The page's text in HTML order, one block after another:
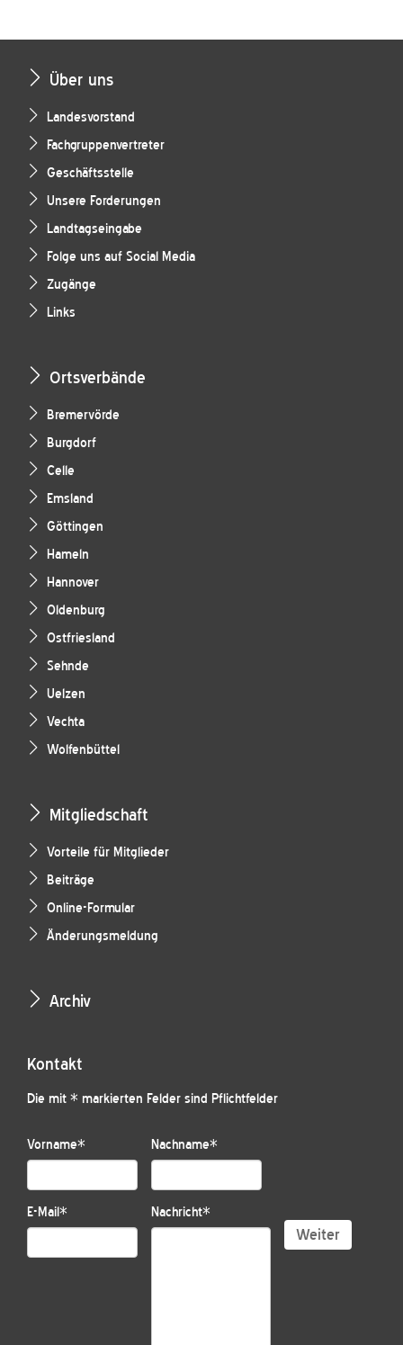
Über uns
Landesvorstand
Fachgruppenvertreter
Geschäftsstelle
Unsere Forderungen
Landtagseingabe
Folge uns auf Social Media
Zugänge
Links
Ortsverbände
Bremervörde
Burgdorf
Celle
Emsland
Göttingen
Hameln
Hannover
Oldenburg
Ostfriesland
Sehnde
Uelzen
Vechta
Wolfenbüttel
Mitgliedschaft
Vorteile für Mitglieder
Beiträge
Online-Formular
Änderungsmeldung
Archiv
Kontakt
Die mit * markierten Felder sind Pflichtfelder
Vorname* Nachname*
E-Mail* Nachricht*
Weiter